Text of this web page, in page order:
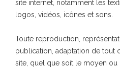
site internet, notamment les
logos, vidéos, icônes et sons.
Toute reproduction,
publication, adaptation de tout
site, quel que soit le moyen